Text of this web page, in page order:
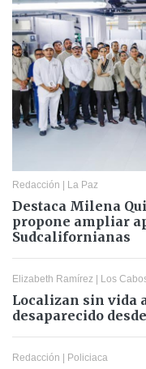
Redacción | La Paz
Destaca Milena
propone ampliar
Sudcalifornianas
Elizabeth Ramírez | Los
Localizan sin vida
desaparecido
Redacción | Policiaca